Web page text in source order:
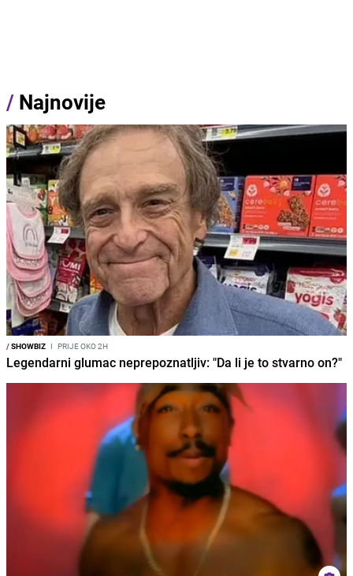
/ Najnovije
/SHOWBIZ I PRIJE OKO 2H
Legendarni glumac neprepoznatljiv: "Da li je to stvarno on?"